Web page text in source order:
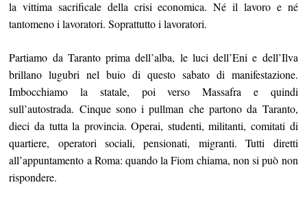
la vittima sacrificale della crisi economica. Né il lavoro e né
tantomeno i lavoratori. Soprattutto i lavoratori.
Partiamo da Taranto prima dell’alba, le luci dell’Eni e dell’Ilva
brillano lugubri nel buio di questo sabato di manifestazione.
Imbocchiamo la statale, poi verso Massafra e quindi
sull’autostrada. Cinque sono i pullman che partono da Taranto,
dieci da tutta la provincia. Operai, studenti, militanti, comitati di
quartiere, operatori sociali, pensionati, migranti. Tutti diretti
all’appuntamento a Roma: quando la Fiom chiama, non si può non
rispondere.